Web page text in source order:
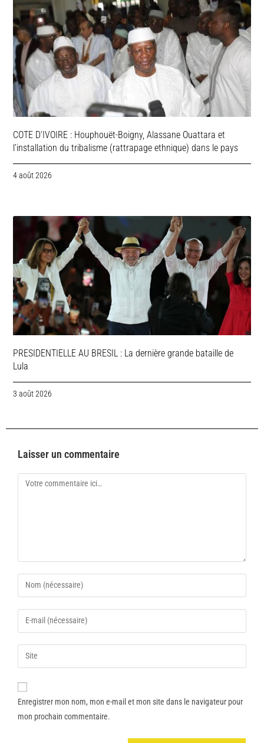
COTE D’IVOIRE : Houphouët-Boigny, Alassane Ouattara et
l’installation du tribalisme (rattrapage ethnique) dans le pays
4 août 2026
PRESIDENTIELLE AU BRESIL : La dernière grande bataille de
Lula
3 août 2026
Laisser un commentaire
Enregistrer mon nom, mon e-mail et mon site dans le navigateur pour
mon prochain commentaire.